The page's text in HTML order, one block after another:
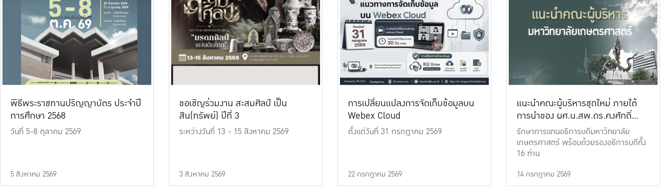
พิธีพระราชทานปริญญาบัตร ประจำปี
การศึกษา 2568
วันที่ 5-8 ตุลาคม 2569
5 สิงหาคม 2569
ขอเชิญร่วมงาน สะสมศิลป์ เป็น
สิน(ทรัพย์) ปีที่ 3
ระหว่างวันที่ 13 - 15 สิงหาคม 2569
3 สิงหาคม 2569
การเปลี่ยนแปลงการจัดเก็บข้อมูลบน
Webex Cloud
ตั้งแต่วันที่ 31 กรกฎาคม 2569
22 กรกฎาคม 2569
แนะนำคณะผู้บริหารชุดใหม่ ภายใต้
การนำของ ผศ.น.สพ.ดร.คงศักดิ์
เที่ยงธรรม
รักษาการแทนอธิการบดีมหาวิทยาลัย
เกษตรศาสตร์ พร้อมด้วยรองอธิการบดีทั้ง
16 ท่าน
14 กรกฎาคม 2569